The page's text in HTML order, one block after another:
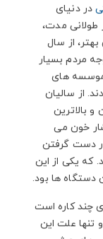
در دنیای
طولانی مدت،
بهتر، از سال
مردم بسیار
موسسه های
از سالیان
بالاترین
خون می
در دست گرفتن
که یکی از این
دستگاه ها بود.
چند کاره است
تنها علت این